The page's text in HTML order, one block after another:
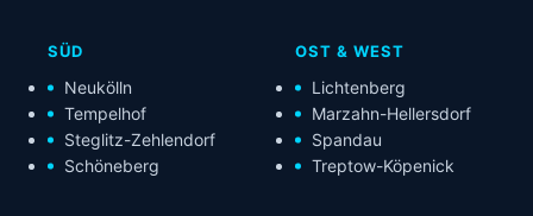
SÜD
Neukölln
Tempelhof
Steglitz-Zehlendorf
Schöneberg
OST & WEST
Lichtenberg
Marzahn-Hellersdorf
Spandau
Treptow-Köpenick